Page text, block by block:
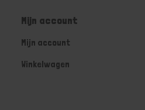
Mijn account
Mijn account
Winkelwagen